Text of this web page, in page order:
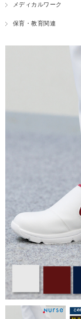
メディカルワーク
保育・教育関連